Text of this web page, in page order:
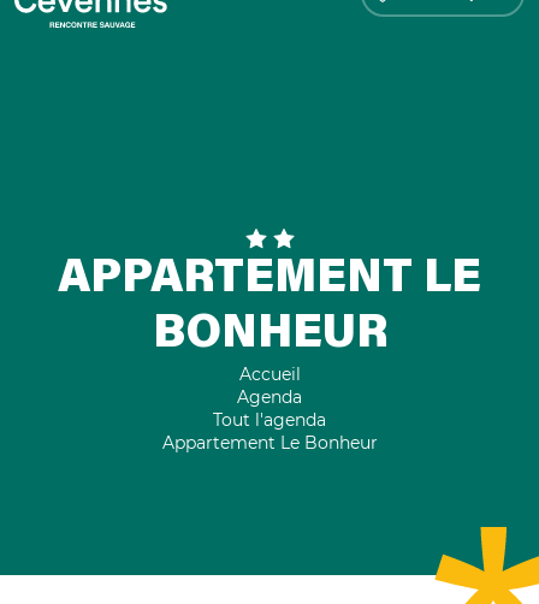
APPARTEMENT LE
BONHEUR
Accueil
Agenda
Tout l'agenda
Appartement Le Bonheur